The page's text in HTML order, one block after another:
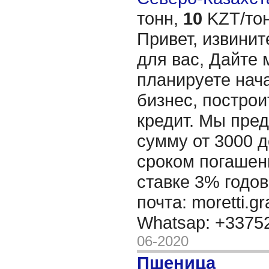
тонн, 10 KZT/
Привет,
для вас, Дайте
планируете
бизнес,
кредит. Мы
сумму от 3000
сроком
ставке 3%
почта:
Whatsap:
06-2020
Пшеница